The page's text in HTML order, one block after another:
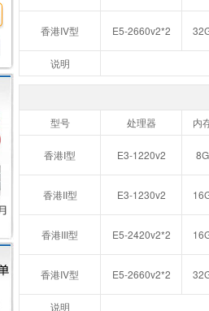
香港IV型 E5-2660v2*2
说明
型号 处理器 内
香港I型 E3-1220v2 8G
香港II型 E3-1230v2
香港III型 E5-2420v2*2
香港IV型 E5-2660v2*2
说明